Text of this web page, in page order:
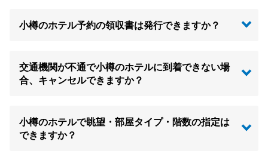
小樽のホテル予約の領収書は発行できますか？
交通機関が不通で小樽のホテルに到着できない場
合、キャンセルできますか？
小樽のホテルで眺望・部屋タイプ・階数の指定は
できますか？